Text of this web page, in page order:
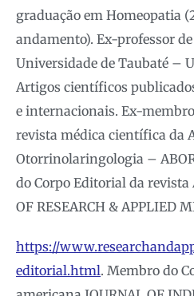
graduação em Homeopatia
andamento). Ex-professor
Universidade de Taubaté –
Artigos científicos
e internacionais. Ex-
revista médica científica da
Otorrinolaringologia –
do Corpo Editorial da
OF RESEARCH & APPLIED
https://
editorial.html. Membro do